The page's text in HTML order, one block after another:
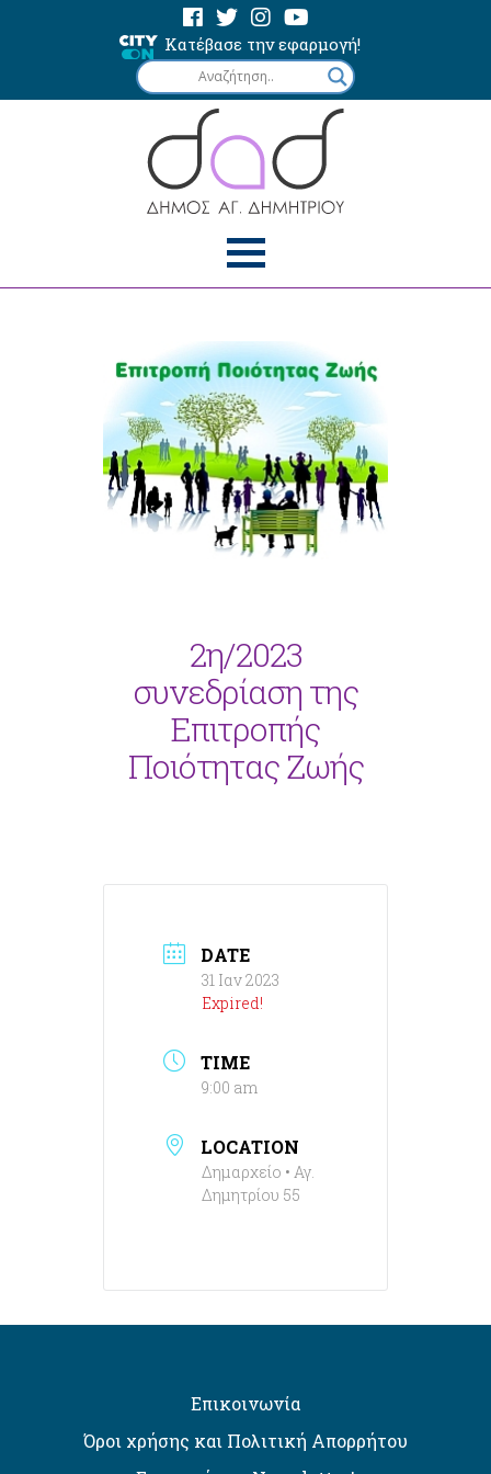
Κατέβασε την εφαρμογή!
2η/2023
συνεδρίαση της
Επιτροπής
Ποιότητας Ζωής
DATE
31 Ιαν 2023
Expired!
TIME
9:00 am
LOCATION
Δημαρχείο • Αγ.
Δημητρίου 55
Επικοινωνία
Όροι χρήσης και Πολιτική Απορρήτου